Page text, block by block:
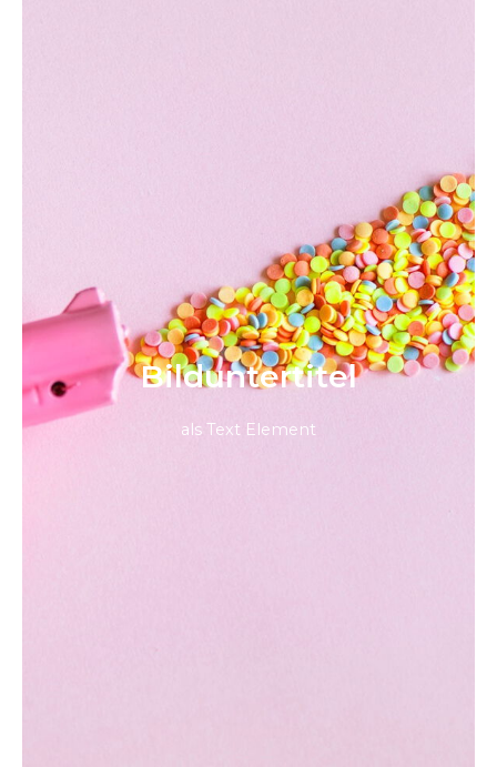
Bild­unter­titel
als Text Element